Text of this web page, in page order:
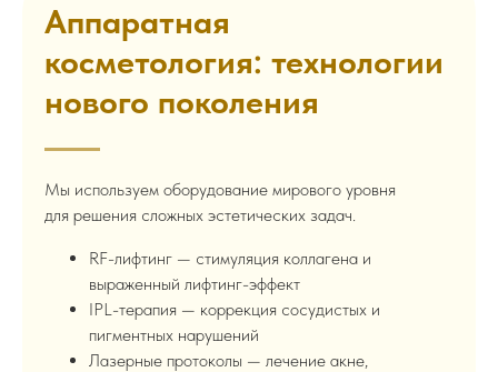
Аппаратная
косметология: технологии
нового поколения
Мы используем оборудование мирового уровня
для решения сложных эстетических задач.
RF-лифтинг — стимуляция коллагена и
выраженный лифтинг-эффект
IPL-терапия — коррекция сосудистых и
пигментных нарушений
Лазерные протоколы — лечение акне,